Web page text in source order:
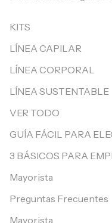
KITS
LÍNEA CAPILAR
LÍNEA CORPORAL
LÍNEA SUSTENTABLE
VER TODO
GUÍA FÁCIL PARA
3 BÁSICOS PARA
Mayorista
Preguntas Frecuentes
Mayorista